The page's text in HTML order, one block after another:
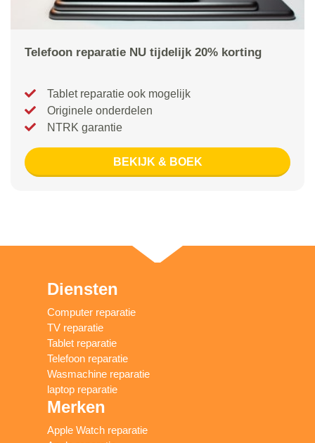
Telefoon reparatie NU tijdelijk 20% korting
Tablet reparatie ook mogelijk
Originele onderdelen
NTRK garantie
BEKIJK & BOEK
Diensten
Computer reparatie
TV reparatie
Tablet reparatie
Telefoon reparatie
Wasmachine reparatie
laptop reparatie
Merken
Apple Watch reparatie